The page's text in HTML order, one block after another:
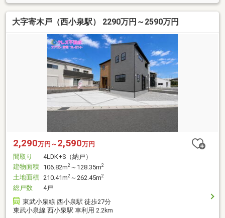
大字寄木戸（西小泉駅） 2290万円～2590万円
2,290万円～ 2,590万円
間取り
4LDK+S（納戸）
建物面積 106.82m2 ～128.35m2
土地面積 210.41m2 ～262.45m2
総戸数
4戸
東武小泉線 西小泉駅 徒歩27分
東武小泉線 西小泉駅 車利用 2.2km